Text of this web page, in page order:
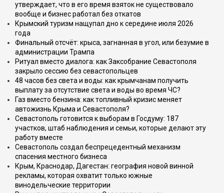
утверждает, что в его время взяток не существовало
вообще и бизнес работал без откатов
Крымский туризм нащупал дно к середине июля 2026
года
Финальный отсчёт: крыса, загнанная в угол, или безумие в
администрации Трампа
Ритуал вместо диалога: как Заксобрание Севастополя
закрыло сессию без севастопольцев
48 часов без света и воды: как крымчанам получить
выплату за отсутствие света и воды во время ЧС?
Газ вместо бензина: как топливный кризис меняет
автожизнь Крыма и Севастополя?
Севастополь готовится к выборам в Госдуму: 187
участков, штаб наблюдения и семьи, которые делают эту
работу вместе
Севастополь создал беспрецедентный механизм
спасения местного бизнеса
Крым, Краснодар, Дагестан: география новой винной
рекламы, которая охватит только южные
винодельческие территории